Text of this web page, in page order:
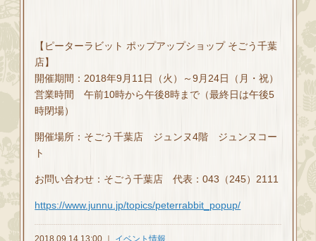
【ピーターラビット ポップアップショップ そごう千葉
店】
開催期間：2018年9月11日（火）～9月24日（月・祝）
営業時間 午前10時から午後8時まで（最終日は午後5
時閉場）
開催場所：そごう千葉店 ジュンヌ4階 ジュンヌコー
ト
お問い合わせ：そごう千葉店 代表：043（245）2111
https://www.junnu.jp/topics/peterrabbit_popup/